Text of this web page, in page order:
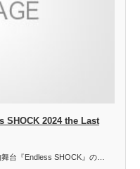
SHOCK 2024 the Last
台『Endless SHOCK』の…